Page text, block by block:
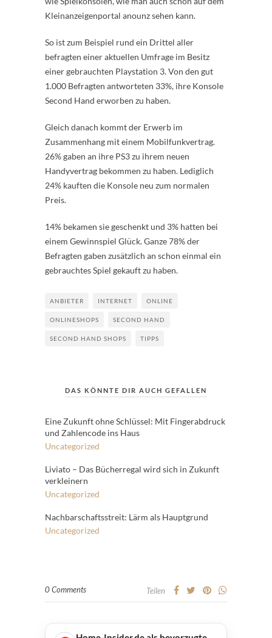
Kleinanzeigenportal anounz sehen kann.
So ist zum Beispiel rund ein Drittel aller
befragten einer aktuellen Umfrage im Besitz
einer gebrauchten Playstation 3. Von den gut
1.000 Befragten antworteten 33%, ihre Konsole
Second Hand erworben zu haben.
Gleich danach kommt der Erwerb im
Zusammenhang mit einem Mobilfunkvertrag.
26% gaben an ihre PS3 zu ihrem neuen
Handyvertrag bekommen zu haben. Lediglich
24% kauften die Konsole neu zum normalen
Preis.
14% bekamen sie geschenkt und 3% hatten bei
einem Gewinnspiel Glück. Ganze 78% der
Befragten gaben zusätzlich an schon einmal ein
gebrauchtes Spiel gekauft zu haben.
ANBIETER INTERNET ONLINE
ONLINESHOPS SECOND HAND
SECOND HAND SHOPS TIPPS
DAS KÖNNTE DIR AUCH GEFALLEN
Eine Zukunft ohne Schlüssel: Mit Fingerabdruck
und Zahlencode ins Haus
Uncategorized
Liviato – Das Bücherregal wird sich in Zukunft
verkleinern
Uncategorized
Nachbarschaftsstreit: Lärm als Hauptgrund
Uncategorized
0 Comments Teilen